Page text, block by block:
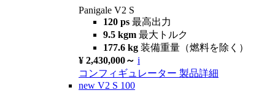
Panigale V2 S
120 ps 最高出力
9.5 kgm 最大トルク
177.6 kg 装備重量（燃料を除く）
¥ 2,430,000～ i
コンフィギュレーター 製品詳細
new V2 S 100